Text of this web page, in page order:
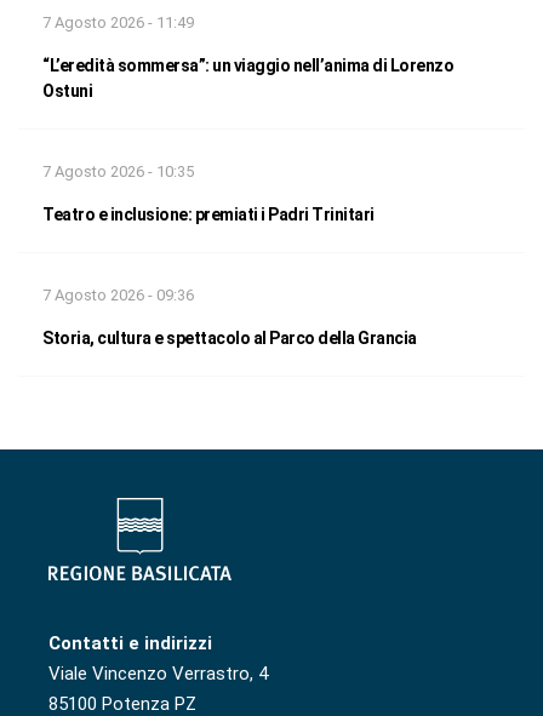
7 Agosto 2026 - 11:49
“L’eredità sommersa”: un viaggio nell’anima di Lorenzo
Ostuni
7 Agosto 2026 - 10:35
Teatro e inclusione: premiati i Padri Trinitari
7 Agosto 2026 - 09:36
Storia, cultura e spettacolo al Parco della Grancia
Contatti e indirizzi
Viale Vincenzo Verrastro, 4
85100 Potenza PZ